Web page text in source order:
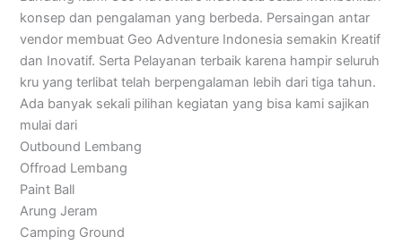
konsep dan pengalaman yang berbeda. Persaingan antar
vendor membuat Geo Adventure Indonesia semakin Kreatif
dan Inovatif. Serta Pelayanan terbaik karena hampir seluruh
kru yang terlibat telah berpengalaman lebih dari tiga tahun.
Ada banyak sekali pilihan kegiatan yang bisa kami sajikan
mulai dari
Outbound Lembang
Offroad Lembang
Paint Ball
Arung Jeram
Camping Ground